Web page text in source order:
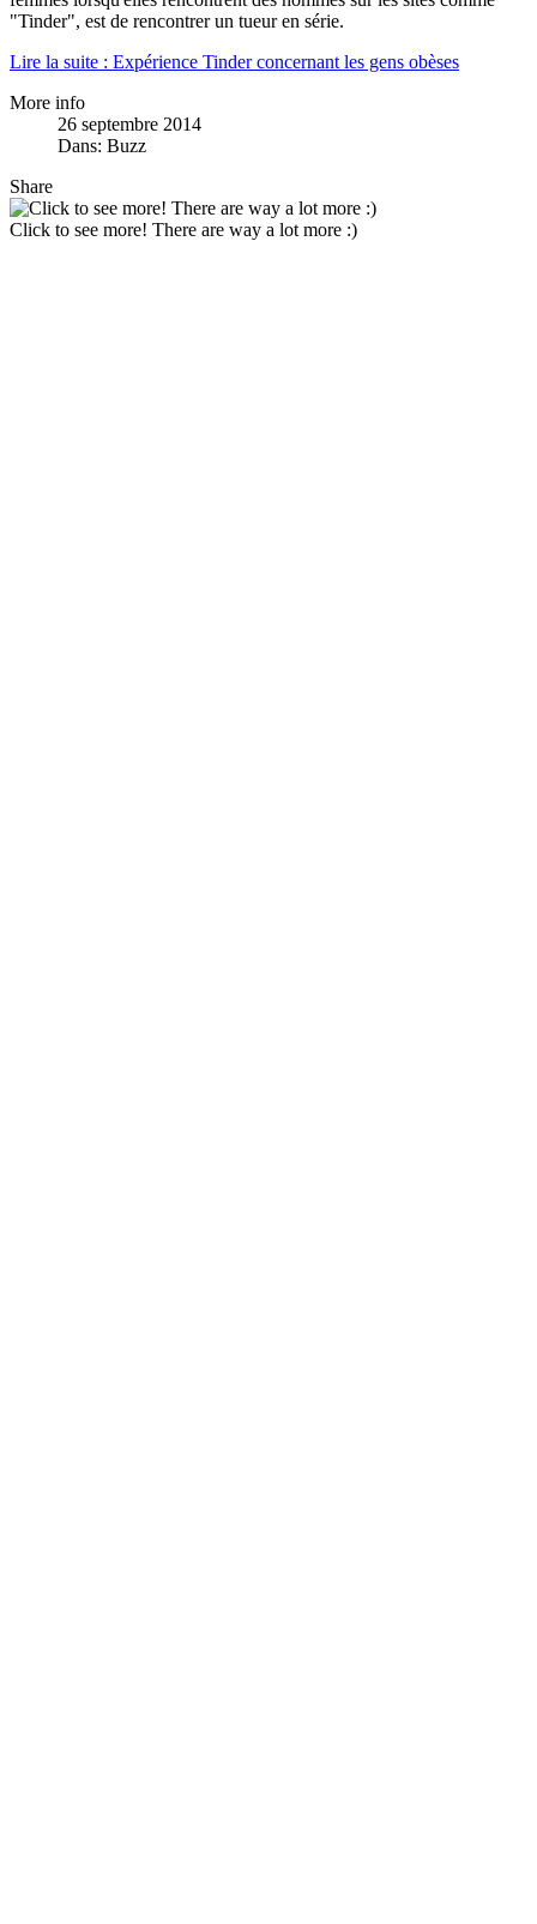
"Tinder", est de rencontrer un tueur en série.
Lire la suite : Expérience Tinder concernant les gens obèses
More info
26 septembre 2014
Dans: Buzz
Share
Click to see more! There are way a lot more :)